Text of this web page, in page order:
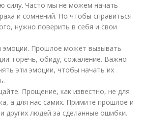
силу. Часто мы не можем начать
и сомнений. Но чтобы справиться
нужно поверить в себя и свои
эмоции. Прошлое может вызывать
горечь, обиду, сожаление. Важно
эти эмоции, чтобы начать их
Прощение, как известно, не для
а для нас самих. Примите прошлое и
других людей за сделанные ошибки.